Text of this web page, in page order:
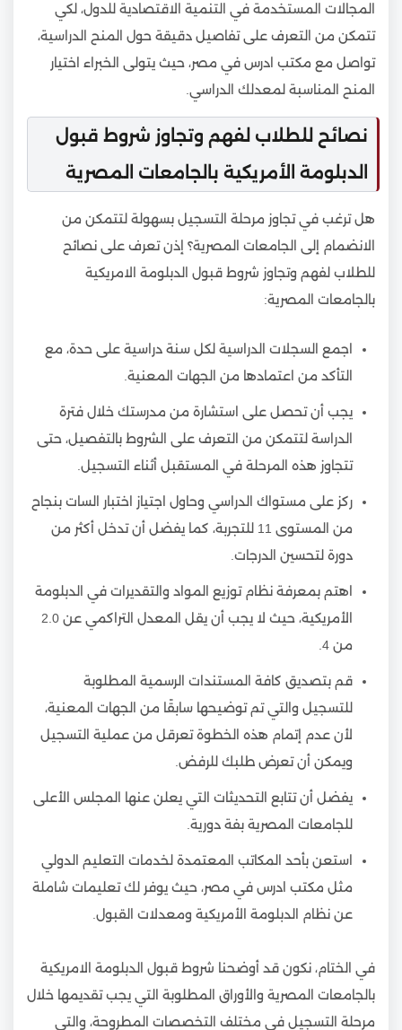
المجالات المستخدمة في التنمية الاقتصادية للدول، لكي
تتمكن من التعرف على تفاصيل دقيقة حول المنح الدراسية،
تواصل مع مكتب ادرس في مصر، حيث يتولى الخبراء اختيار
المنح المناسبة لمعدلك الدراسي.
نصائح للطلاب لفهم وتجاوز شروط قبول
الدبلومة الأمريكية بالجامعات المصرية
هل ترغب في تجاوز مرحلة التسجيل بسهولة لتتمكن من
الانضمام إلى الجامعات المصرية؟ إذن تعرف على نصائح
للطلاب لفهم وتجاوز شروط قبول الدبلومة الامريكية
بالجامعات المصرية:
اجمع السجلات الدراسية لكل سنة دراسية على حدة، مع
التأكد من اعتمادها من الجهات المعنية.
يجب أن تحصل على استشارة من مدرستك خلال فترة
الدراسة لتتمكن من التعرف على الشروط بالتفصيل، حتى
تتجاوز هذه المرحلة في المستقبل أثناء التسجيل.
ركز على مستواك الدراسي وحاول اجتياز اختبار السات بنجاح
من المستوى 11 للتجربة، كما يفضل أن تدخل أكثر من
دورة لتحسين الدرجات.
اهتم بمعرفة نظام توزيع المواد والتقديرات في الدبلومة
الأمريكية، حيث لا يجب أن يقل المعدل التراكمي عن 2.0
من 4.
قم بتصديق كافة المستندات الرسمية المطلوبة
للتسجيل والتي تم توضيحها سابقًا من الجهات المعنية،
لأن عدم إتمام هذه الخطوة تعرقل من عملية التسجيل
ويمكن أن تعرض طلبك للرفض.
يفضل أن تتابع التحديثات التي يعلن عنها المجلس الأعلى
للجامعات المصرية بفة دورية.
استعن بأحد المكاتب المعتمدة لخدمات التعليم الدولي
مثل مكتب ادرس في مصر، حيث يوفر لك تعليمات شاملة
عن نظام الدبلومة الأمريكية ومعدلات القبول.
في الختام، نكون قد أوضحنا شروط قبول الدبلومة الامريكية
بالجامعات المصرية والأوراق المطلوبة التي يجب تقديمها خلال
مرحلة التسجيل في مختلف التخصصات المطروحة، والتي